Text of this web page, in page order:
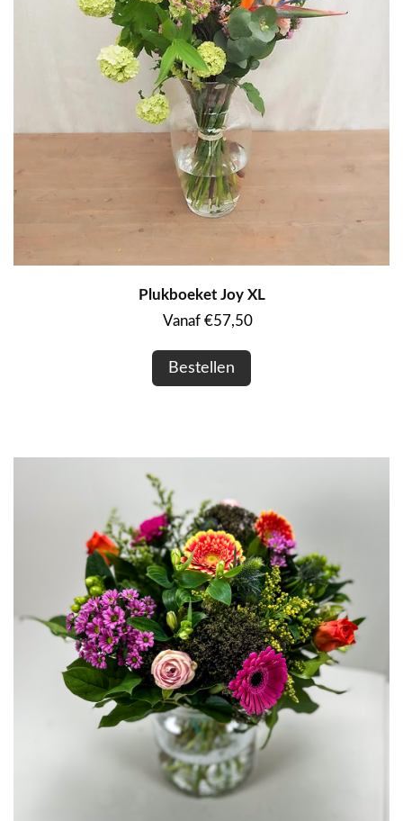
Plukboeket Joy XL
Vanaf €57,50
Bestellen